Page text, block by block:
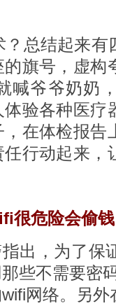
总结起来有
旗号，虚构
喊爷爷奶奶
验各种医疗
在体检报告
行动起来，
很危险会偷
出，为了保
些不需要密
网络。另